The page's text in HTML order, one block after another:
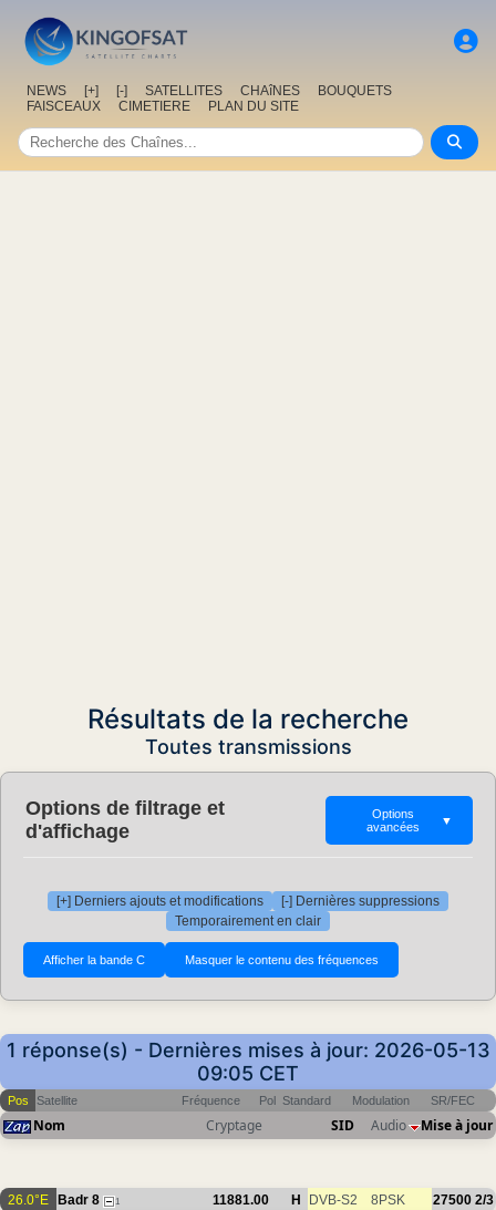
NEWS [+] [-] SATELLITES CHAîNES
BOUQUETS
FAISCEAUX
CIMETIERE PLAN DU SITE
Résultats de la recherche
Toutes transmissions
Options de filtrage et
d'affichage
Options
avancées
▼
[+] Derniers ajouts et modifications
[-] Dernières suppressions
Temporairement en clair
1 réponse(s) - Dernières mises à jour: 2026-05-13
09:05 CET
Pos Satellite Fréquence Pol Standard Modulation SR/FEC
Nom Cryptage SID Audio Mise à jour
26.0°E Badr 8 1 11881.00 H DVB-S2 8PSK 27500 2/3